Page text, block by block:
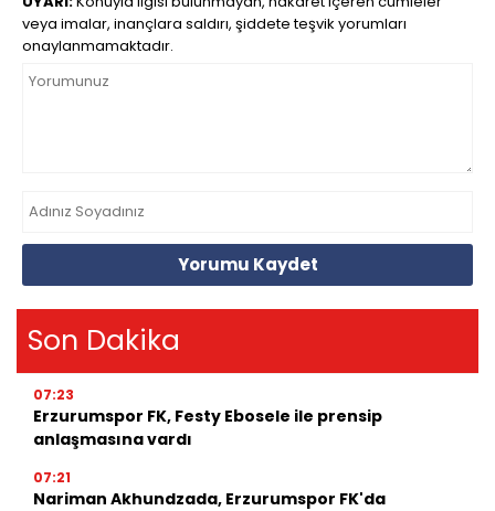
veya imalar, inançlara saldırı, şiddete teşvik yorumları
onaylanmamaktadır.
Yorumu Kaydet
Son Dakika
07:23
Erzurumspor FK, Festy Ebosele ile prensip
anlaşmasına vardı
07:21
Nariman Akhundzada, Erzurumspor FK'da